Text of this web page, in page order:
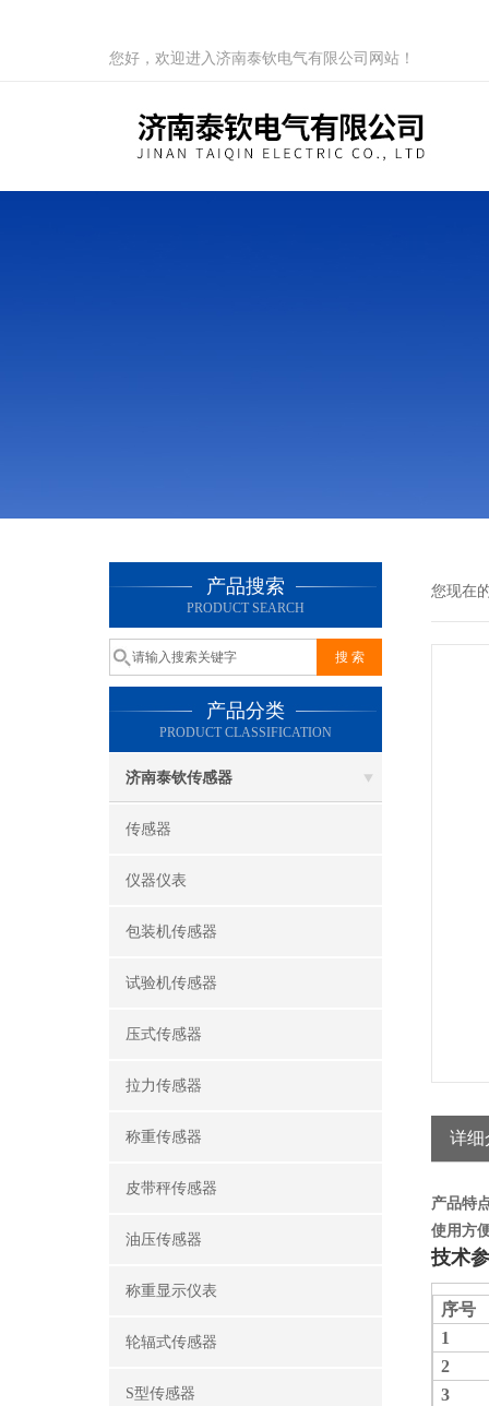
您好，欢迎进入济南泰钦电气有限公司网站！
产品搜索
PRODUCT SEARCH
产品分类
PRODUCT CLASSIFICATION
济南泰钦传感器
传感器
仪器仪表
包装机传感器
试验机传感器
压式传感器
拉力传感器
称重传感器
皮带秤传感器
油压传感器
称重显示仪表
轮辐式传感器
S型传感器
您现在
详细
产品特
使用方
技术
序号
1
2
3